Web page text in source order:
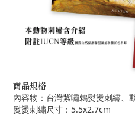
商品規格
內容物：台灣紫嘯鶇熨燙刺繡、
熨燙刺繡尺寸：5.5x2.7cm